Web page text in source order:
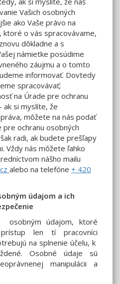
Vašich osobných
ako Vaše právo na
o vás spracovávame,
dôkladne a s
námietke posúdime
záujmu a o tomto
informovať. Dovtedy
spracovávať;
na Úrade pre ochranu
ak si myslíte, že
môžete na nás podať
pre ochranu osobných
radi, ak budete prešľapy
Vždy nás môžete ľahko
nášho mailu
alebo na telefóne + 420
údajom a ich
údajom, ktoré
prístup len tí pracovníci
na splnenie účelu, k
Osobné údaje sú
manipulácii a